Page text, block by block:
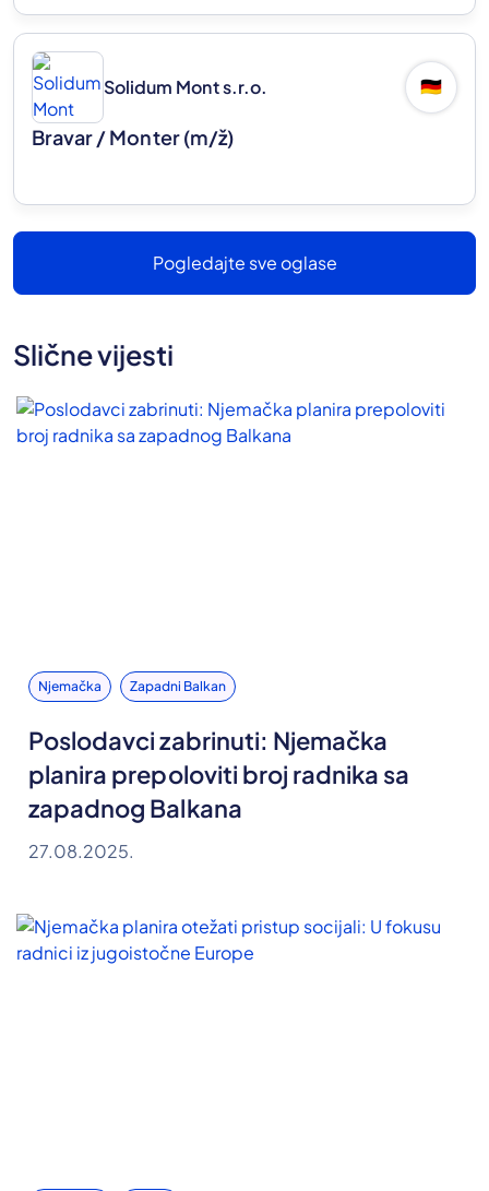
Solidum Mont s.r.o. 🇩🇪
Bravar / Monter(m/ž)
Pogledajte sve oglase
Slične vijesti
Njemačka Zapadni Balkan
Poslodavci zabrinuti: Njemačka
planira prepoloviti broj radnika sa
zapadnog Balkana
27.08.2025.